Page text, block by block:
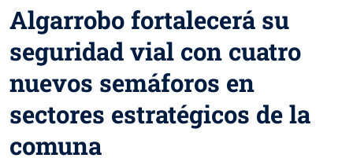
Acerca de Transporte Informa
location_onLos Lagos
Algarrobo fortalecerá su
seguridad vial con cuatro
nuevos semáforos en
sectores estratégicos de la
comuna